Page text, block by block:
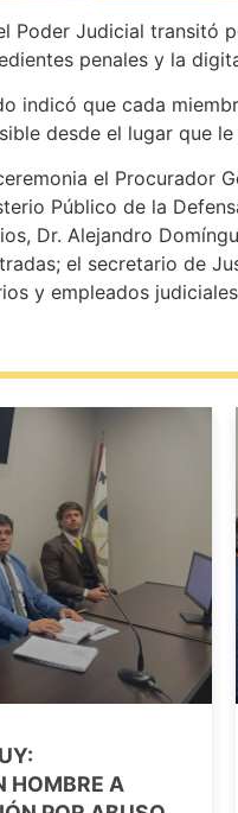
Poder Judicial transitó
penales y la
indicó que cada
desde el lugar que
el Procurador
Público de la
Dr. Alejandro
el secretario de
y empleados
HOMBRE A